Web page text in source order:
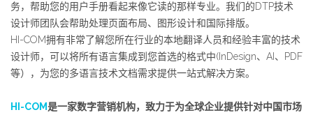
务，帮助您的用户手册看起来像它读的那样专业。我们的DTP技术
设计师团队会帮助处理页面布局、图形设计和国际排版。
HI-COM拥有非常了解您所在行业的本地翻译人员和经验丰富的技术
设计师，可以将所有语言集成到您首选的格式中(InDesign、AI、PDF
等），为您的多语言技术文档需求提供一站式解决方案。
HI-COM是一家数字营销机构，致力于为全球企业提供针对中国市场